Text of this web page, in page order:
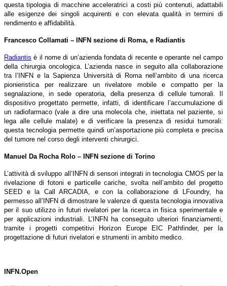
questa tipologia di macchine acceleratrici a costi più contenuti, adattabili
alle esigenze dei singoli acquirenti e con elevata qualità in termini di
rendimento e affidabilità.
Francesco Collamati – INFN sezione di Roma, e Radiantis
Radiantis è il nome di un’azienda fondata di recente e operante nel campo
della chirurgia oncologica. L’azienda nasce in seguito alla collaborazione
tra l’INFN e la Sapienza Università di Roma nell’ambito di una ricerca
pionieristica per realizzare un rivelatore mobile e compatto per la
segnalazione, in sede operatoria, della presenza di cellule tumorali. Il
dispositivo progettato permette, infatti, di identificare l’accumulazione di
un radiofarmaco (vale a dire una molecola che, iniettata nel paziente, si
lega alle cellule malate) e di verificare la presenza di residui tumorali:
questa tecnologia permette quindi un’asportazione più completa e precisa
del tumore nel corso degli interventi chirurgici.
Manuel Da Rocha Rolo – INFN sezione di Torino
L’attività di sviluppo all’INFN di sensori integrati in tecnologia CMOS per la
rivelazione di fotoni e particelle cariche, svolta nell’ambito del progetto
SEED e la Call ARCADIA, e con la collaborazione di LFoundry, ha
permesso all’INFN di dimostrare le valenze di questa tecnologia innovativa
per il suo utilizzo in futuri rivelatori per la ricerca in fisica sperimentale e
per applicazioni industriali. L’INFN ha conseguito ulteriori finanziamenti,
tramite i progetti competitivi Horizon Europe EIC Pathfinder, per la
progettazione di futuri rivelatori e strumenti in ambito medico.
INFN.Open